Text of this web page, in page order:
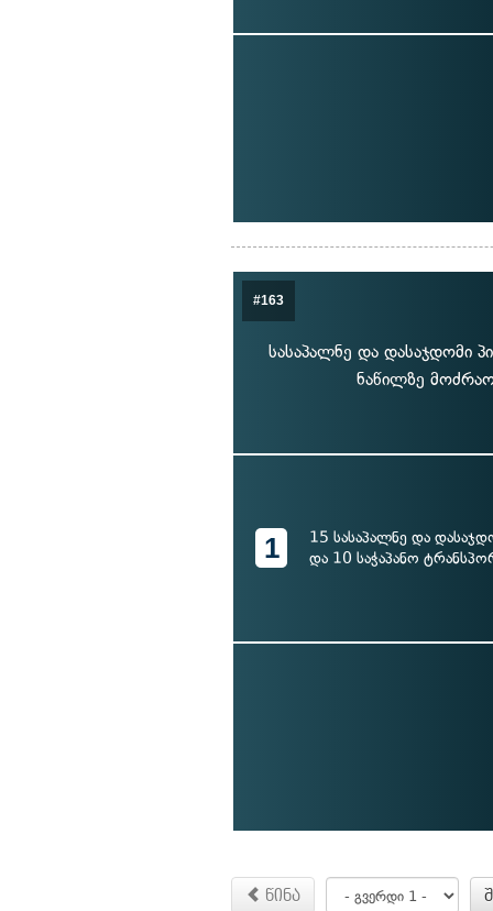
#163
სასაპალნე და დასაჯდომი
ნაწილზე
1
15 სასაპალნე და
და 10 საჭაპანო
წინა